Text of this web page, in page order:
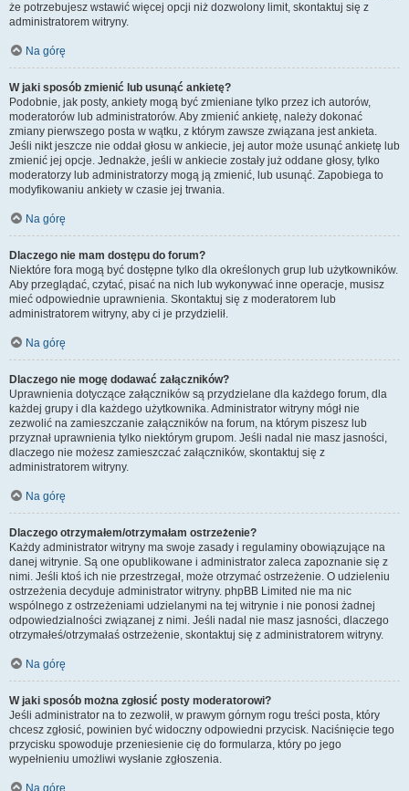
że potrzebujesz wstawić więcej opcji niż dozwolony limit, skontaktuj się z
administratorem witryny.
Na górę
W jaki sposób zmienić lub usunąć ankietę?
Podobnie, jak posty, ankiety mogą być zmieniane tylko przez ich autorów,
moderatorów lub administratorów. Aby zmienić ankietę, należy dokonać
zmiany pierwszego posta w wątku, z którym zawsze związana jest ankieta.
Jeśli nikt jeszcze nie oddał głosu w ankiecie, jej autor może usunąć ankietę lub
zmienić jej opcje. Jednakże, jeśli w ankiecie zostały już oddane głosy, tylko
moderatorzy lub administratorzy mogą ją zmienić, lub usunąć. Zapobiega to
modyfikowaniu ankiety w czasie jej trwania.
Na górę
Dlaczego nie mam dostępu do forum?
Niektóre fora mogą być dostępne tylko dla określonych grup lub użytkowników.
Aby przeglądać, czytać, pisać na nich lub wykonywać inne operacje, musisz
mieć odpowiednie uprawnienia. Skontaktuj się z moderatorem lub
administratorem witryny, aby ci je przydzielił.
Na górę
Dlaczego nie mogę dodawać załączników?
Uprawnienia dotyczące załączników są przydzielane dla każdego forum, dla
każdej grupy i dla każdego użytkownika. Administrator witryny mógł nie
zezwolić na zamieszczanie załączników na forum, na którym piszesz lub
przyznał uprawnienia tylko niektórym grupom. Jeśli nadal nie masz jasności,
dlaczego nie możesz zamieszczać załączników, skontaktuj się z
administratorem witryny.
Na górę
Dlaczego otrzymałem/otrzymałam ostrzeżenie?
Każdy administrator witryny ma swoje zasady i regulaminy obowiązujące na
danej witrynie. Są one opublikowane i administrator zaleca zapoznanie się z
nimi. Jeśli ktoś ich nie przestrzegał, może otrzymać ostrzeżenie. O udzieleniu
ostrzeżenia decyduje administrator witryny. phpBB Limited nie ma nic
wspólnego z ostrzeżeniami udzielanymi na tej witrynie i nie ponosi żadnej
odpowiedzialności związanej z nimi. Jeśli nadal nie masz jasności, dlaczego
otrzymałeś/otrzymałaś ostrzeżenie, skontaktuj się z administratorem witryny.
Na górę
W jaki sposób można zgłosić posty moderatorowi?
Jeśli administrator na to zezwolił, w prawym górnym rogu treści posta, który
chcesz zgłosić, powinien być widoczny odpowiedni przycisk. Naciśnięcie tego
przycisku spowoduje przeniesienie cię do formularza, który po jego
wypełnieniu umożliwi wysłanie zgłoszenia.
Na górę